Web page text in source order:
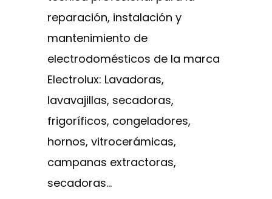
reparación, instalación y
mantenimiento de
electrodomésticos de la marca
Electrolux: Lavadoras,
lavavajillas, secadoras,
frigoríficos, congeladores,
hornos, vitrocerámicas,
campanas extractoras,
secadoras…